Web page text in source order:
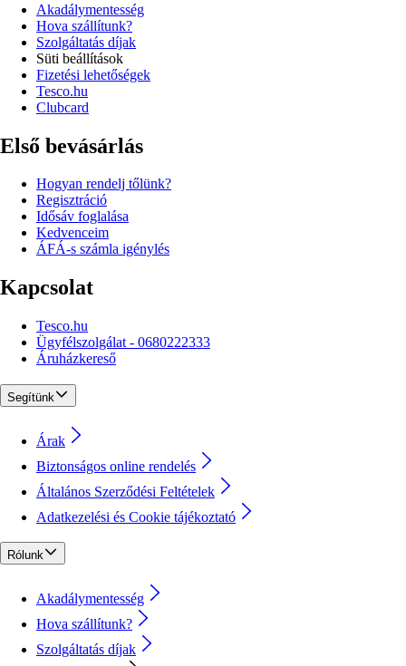
Akadálymentesség
Hova szállítunk?
Szolgáltatás díjak
Süti beállítások
Fizetési lehetőségek
Tesco.hu
Clubcard
Első bevásárlás
Hogyan rendelj tőlünk?
Regisztráció
Idősáv foglalása
Kedvenceim
ÁFÁ-s számla igénylés
Kapcsolat
Tesco.hu
Ügyfélszolgálat - 0680222333
Áruházkereső
Segítünk
Árak
Biztonságos online rendelés
Általános Szerződési Feltételek
Adatkezelési és Cookie tájékoztató
Rólunk
Akadálymentesség
Hova szállítunk?
Szolgáltatás díjak